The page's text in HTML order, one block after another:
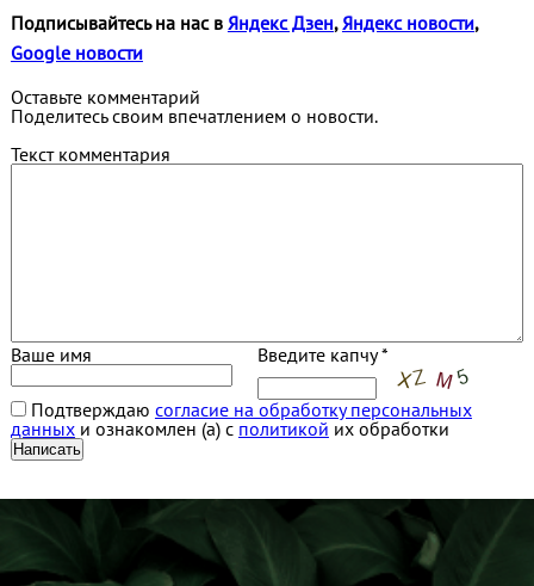
Подписывайтесь на нас в Яндекс Дзен,Яндекс новости,
Google новости
Оставьте комментарий
Поделитесь своим впечатлением о новости.
Текст комментария
Ваше имя Введите капчу *
Подтверждаю согласие на обработку персональных
данныхи ознакомлен (а) с политикой их обработки